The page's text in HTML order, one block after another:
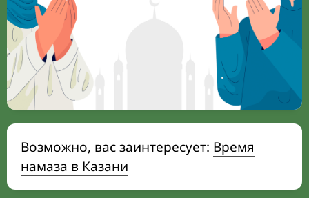
Возможно, вас заинтересует: Время
намаза в Казани